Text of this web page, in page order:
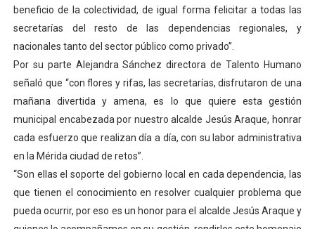
Encuentro estadal fortalece la coordinación de
Gobernador Arnaldo Sánchez apadrina a más de 993
Plan Quirúrgico Regional llega a Pueblo Llano con la
beneficio de la colectividad, de igual forma felicitar a todas las
secretarías del resto de las dependencias regionales, y
nacionales tanto del sector público como privado”.
Por su parte Alejandra Sánchez directora de Talento Humano
señaló que “con flores y rifas, las secretarías, disfrutaron de una
mañana divertida y amena, es lo que quiere esta gestión
municipal encabezada por nuestro alcalde Jesús Araque, honrar
cada esfuerzo que realizan día a día, con su labor administrativa
en la Mérida ciudad de retos”.
“Son ellas el soporte del gobierno local en cada dependencia, las
que tienen el conocimiento en resolver cualquier problema que
pueda ocurrir, por eso es un honor para el alcalde Jesús Araque y